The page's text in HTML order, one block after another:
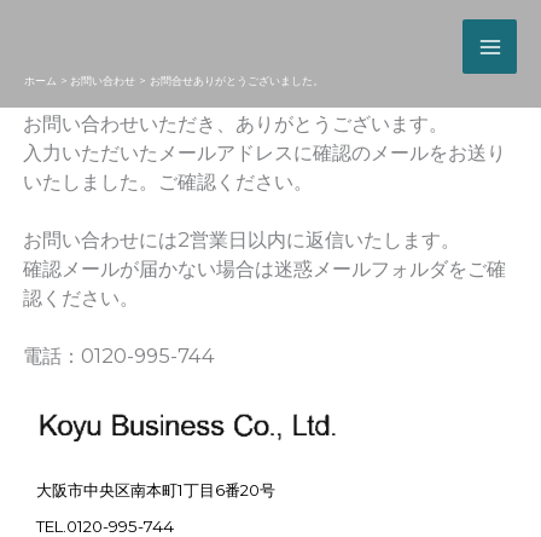
ホーム お問い合わせ お問合せありがとうございました。
お問い合わせいただき、ありがとうございます。
入力いただいたメールアドレスに確認のメールをお送り
いたしました。ご確認ください。
お問い合わせには2営業日以内に返信いたします。
確認メールが届かない場合は迷惑メールフォルダをご確
認ください。
電話：0120-995-744
大阪市中央区南本町1丁目6番20号
TEL.0120-995-744